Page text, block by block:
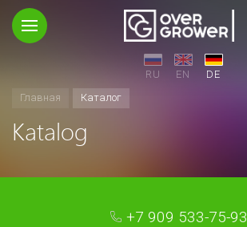
RU EN
DE
Главная
Каталог
Katalog
+7 909 533-75-93